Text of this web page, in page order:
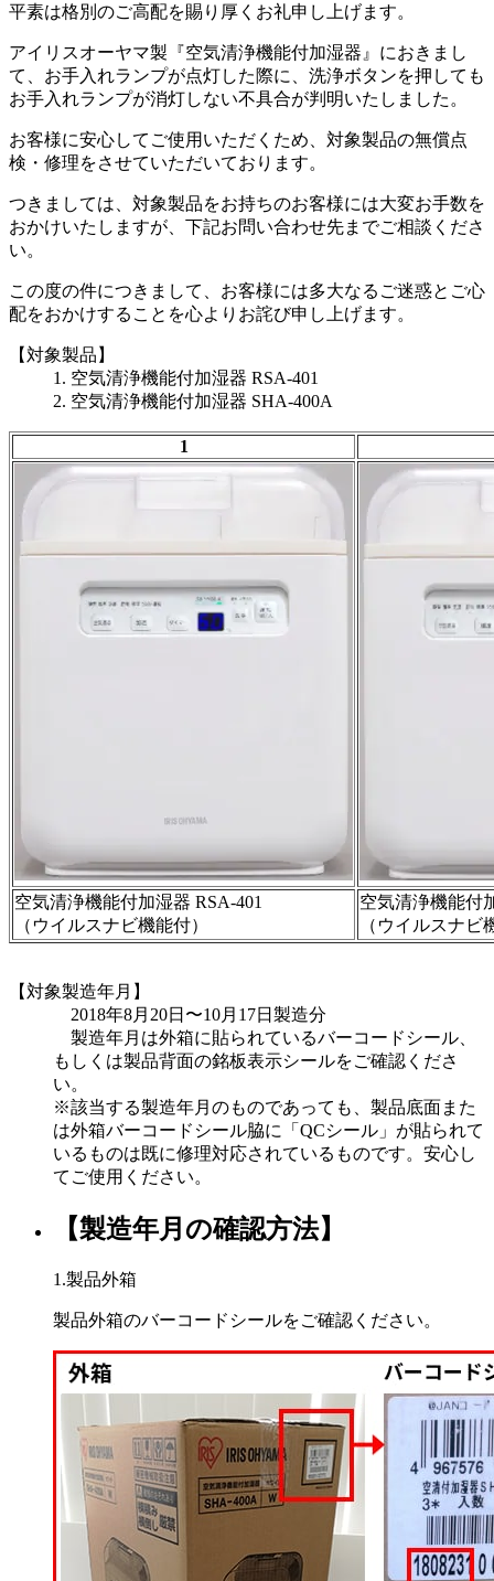
平素は格別のご高配を賜り厚くお礼申し上げます。
アイリスオーヤマ製『空気清浄機能付加湿器』におきまし
て、お手入れランプが点灯した際に、洗浄ボタンを押しても
お手入れランプが消灯しない不具合が判明いたしました。
お客様に安心してご使用いただくため、対象製品の無償点
検・修理をさせていただいております。
つきましては、対象製品をお持ちのお客様には大変お手数を
おかけいたしますが、下記お問い合わせ先までご相談くださ
い。
この度の件につきまして、お客様には多大なるご迷惑とご心
配をおかけすることを心よりお詫び申し上げます。
【対象製品】
1. 空気清浄機能付加湿器 RSA-401
2. 空気清浄機能付加湿器 SHA-400A
1
空気清浄機能付加湿器 RSA-401
（ウイルスナビ機能付）
空気清浄機能付
（ウイルスナビ
【対象製造年月】
2018年8月20日〜10月17日製造分
製造年月は外箱に貼られているバーコードシール、
もしくは製品背面の銘板表示シールをご確認くださ
い。
※該当する製造年月のものであっても、製品底面また
は外箱バーコードシール脇に「QCシール」が貼られて
いるものは既に修理対応されているものです。安心し
てご使用ください。
【製造年月の確認方法】
1.製品外箱
製品外箱のバーコードシールをご確認ください。